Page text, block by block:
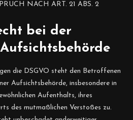
NACH ART. 21 ABS. 2
bei der
die DSGVO steht den Betroffenen
Aufsichtsbehörde, insbesondere in
Aufenthalts, ihres
des mutmaßlichen Verstoßes zu.